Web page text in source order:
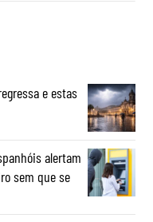
e estas
alertam
sem que se